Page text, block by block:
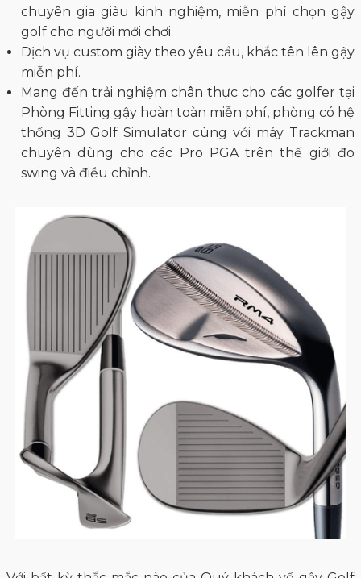
chuyên gia giàu kinh nghiệm, miễn phí chọn gậy
golf cho người mới chơi.
Dịch vụ custom giày theo yêu cầu, khắc tên lên gậy
miễn phí.
Mang đến trải nghiệm chân thực cho các golfer tại
Phòng Fitting gậy hoàn toàn miễn phí, phòng có hệ
thống 3D Golf Simulator cùng với máy Trackman
chuyên dùng cho các Pro PGA trên thế giới đo
swing và điều chỉnh.